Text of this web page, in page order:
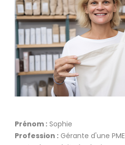
Prénom : Sophie
Profession : Gérante d'une